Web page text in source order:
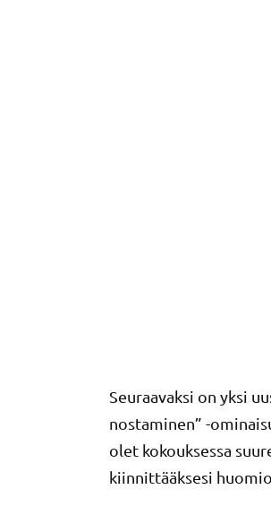
Seuraavaksi on yksi
nostaminen” -
olet kokouksessa
kiinnittääksesi